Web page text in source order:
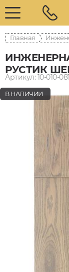
Главная
РУСТИК
Артикул: 10-010-
В НАЛИЧИИ